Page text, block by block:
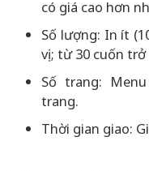
có giá cao hơn
Số lượng: In ít
vị; từ 30 cuốn
Số trang:
trang.
Thời gian giao: